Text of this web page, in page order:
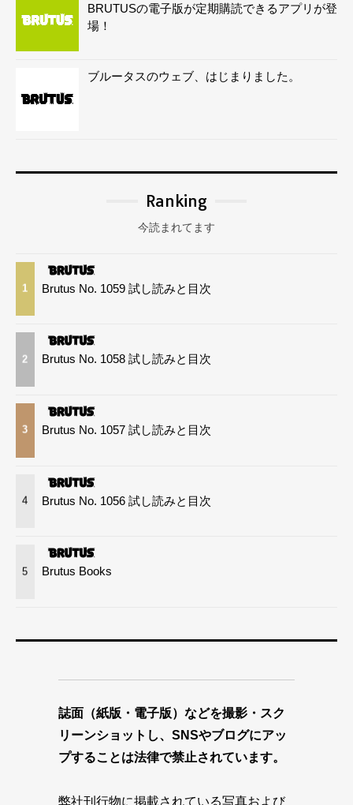
BRUTUSの電子版が定期購読できるアプリが登
場！
ブルータスのウェブ、はじまりました。
Ranking
今読まれてます
1 Brutus No. 1059 試し読みと目次
2 Brutus No. 1058 試し読みと目次
3 Brutus No. 1057 試し読みと目次
4 Brutus No. 1056 試し読みと目次
5 Brutus Books
誌面（紙版・電子版）などを撮影・スク
リーンショットし、SNSやブログにアッ
プすることは法律で禁止されています。
弊社刊行物に掲載されている写真および